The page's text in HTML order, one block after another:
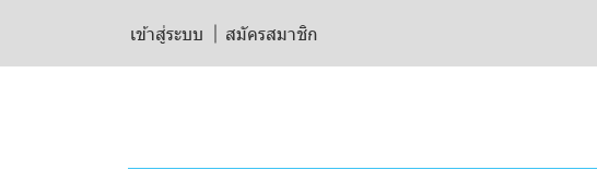
เข้าสู่ระบบ สมัครสมาชิก